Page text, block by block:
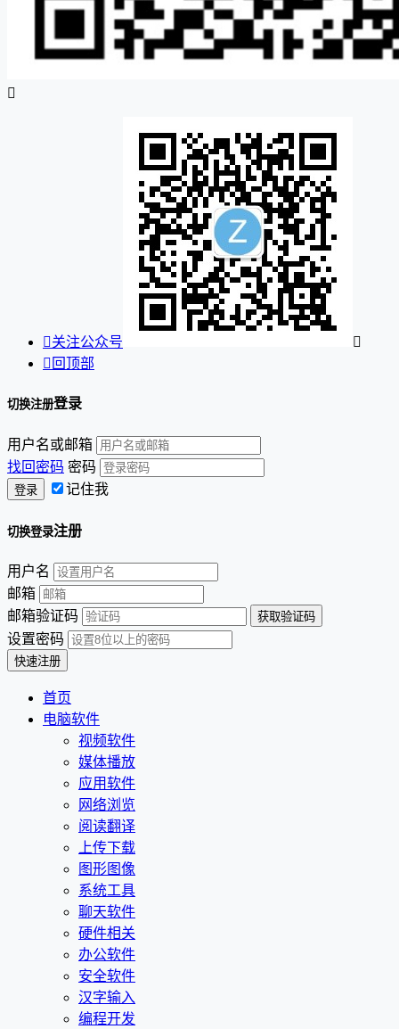

关注公众号

 回顶部
切换注册登录
用户名或邮箱
找回密码 密码
记住我
切换登录注册
用户名
邮箱
邮箱验证码
设置密码
首页
电脑软件
视频软件
媒体播放
应用软件
网络浏览
阅读翻译
上传下载
图形图像
系统工具
聊天软件
硬件相关
办公软件
安全软件
汉字输入
编程开发